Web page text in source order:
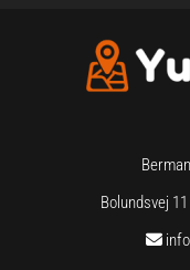
Bolundsvej